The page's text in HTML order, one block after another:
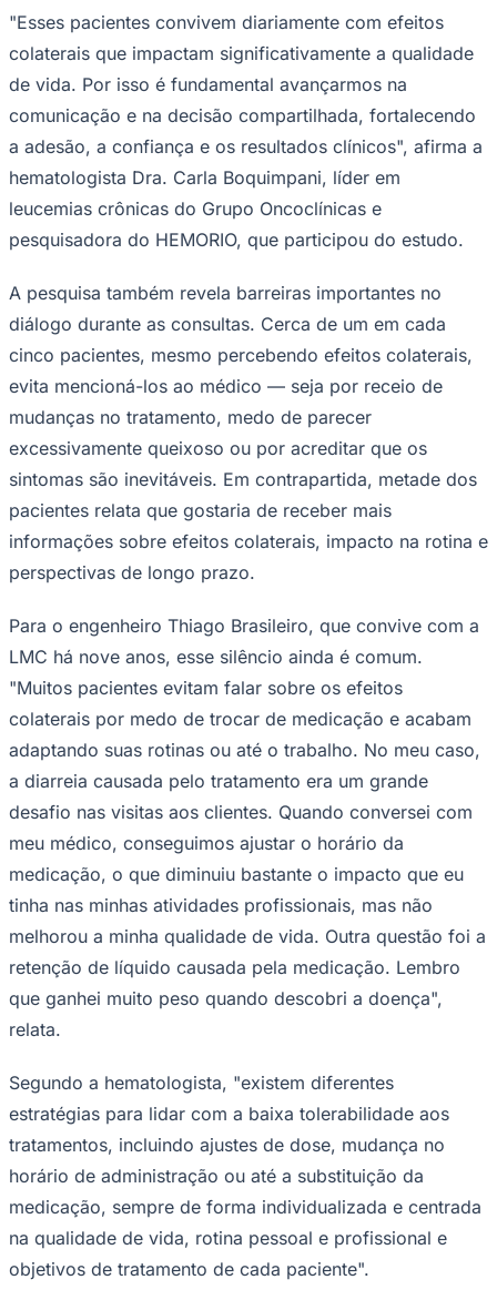
Corinthians
Palmeiras
São Paulo
"Esses pacientes convivem diariamente com efeitos
colaterais que impactam significativamente a qualidade
de vida. Por isso é fundamental avançarmos na
comunicação e na decisão compartilhada, fortalecendo
a adesão, a confiança e os resultados clínicos", afirma a
hematologista Dra. Carla Boquimpani, líder em
leucemias crônicas do Grupo Oncoclínicas e
pesquisadora do HEMORIO, que participou do estudo.
A pesquisa também revela barreiras importantes no
diálogo durante as consultas. Cerca de um em cada
cinco pacientes, mesmo percebendo efeitos colaterais,
evita mencioná-los ao médico — seja por receio de
mudanças no tratamento, medo de parecer
excessivamente queixoso ou por acreditar que os
sintomas são inevitáveis. Em contrapartida, metade dos
pacientes relata que gostaria de receber mais
informações sobre efeitos colaterais, impacto na rotina e
perspectivas de longo prazo.
Para o engenheiro Thiago Brasileiro, que convive com a
LMC há nove anos, esse silêncio ainda é comum.
"Muitos pacientes evitam falar sobre os efeitos
colaterais por medo de trocar de medicação e acabam
adaptando suas rotinas ou até o trabalho. No meu caso,
a diarreia causada pelo tratamento era um grande
desafio nas visitas aos clientes. Quando conversei com
meu médico, conseguimos ajustar o horário da
medicação, o que diminuiu bastante o impacto que eu
tinha nas minhas atividades profissionais, mas não
melhorou a minha qualidade de vida. Outra questão foi a
retenção de líquido causada pela medicação. Lembro
que ganhei muito peso quando descobri a doença",
relata.
Segundo a hematologista, "existem diferentes
estratégias para lidar com a baixa tolerabilidade aos
tratamentos, incluindo ajustes de dose, mudança no
horário de administração ou até a substituição da
medicação, sempre de forma individualizada e centrada
na qualidade de vida, rotina pessoal e profissional e
objetivos de tratamento de cada paciente".